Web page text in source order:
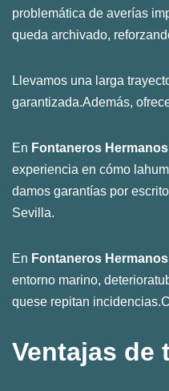
problemática de averías
queda archivado,
Llevamos una larga
garantizada.Además,
En Fontaneros
experiencia en cómo
damos garantías por
Sevilla.
En Fontaneros
entorno marino,
quese repitan
Ventajas de